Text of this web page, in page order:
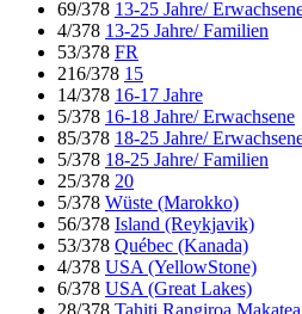
69/378 13-25 Jahre/
4/378 13-25 Jahre/ Familien
53/378 FR
216/378 15
14/378 16-17 Jahre
5/378 16-18 Jahre/ Erwachsene
85/378 18-25 Jahre/
5/378 18-25 Jahre/ Familien
25/378 20
5/378 Wüste (Marokko)
56/378 Island (Reykjavik)
53/378 Québec (Kanada)
4/378 USA (YellowStone)
6/378 USA (Great Lakes)
28/378 Tahiti Rangiroa